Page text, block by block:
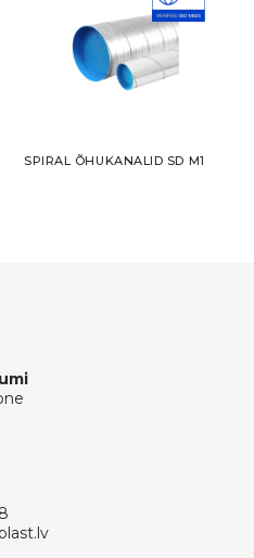
SPIRAL ÕHUKANALID SD M1